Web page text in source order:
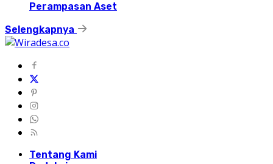
Perampasan Aset
Selengkapnya
Tentang Kami